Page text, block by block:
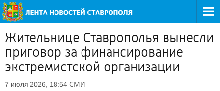
Жительнице Ставрополья вынесли
приговор за финансирование
экстремистской организации
7 июля 2026, 18:54 СМИ